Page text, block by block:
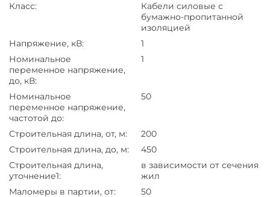
Класс:
Кабели силовые с
бумажно-пропитанной
изоляцией
Напряжение, кВ:
1
Номинальное
переменное напряжение,
до, кВ:
1
Номинальное
переменное напряжение,
частотой до:
50
Строительная длина, от, м:
200
Строительная длина, до, м:
450
Строительная длина,
уточнение1:
в зависимости от сечения
жил
Маломеры в партии, от: 50